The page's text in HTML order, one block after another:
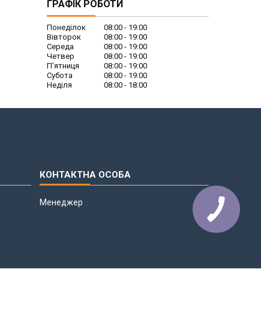
ГРАФІК РОБОТИ
Понеділок 08:00
19:00
Вівторок
08:00
19:00
Середа
08:00
19:00
Четвер
08:00
19:00
Пʼятниця
08:00
19:00
Субота
08:00
19:00
Неділя
08:00 18:00
Менеджер